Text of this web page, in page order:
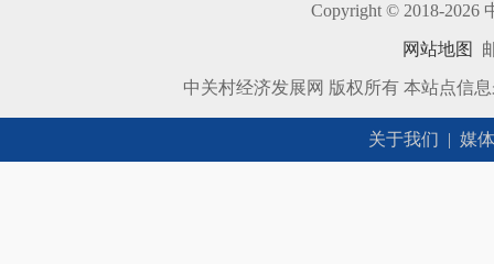
Copyright © 2018-2026
网站地图
中关村经济发展网 版权所有 本站点信
关于我们 | 媒